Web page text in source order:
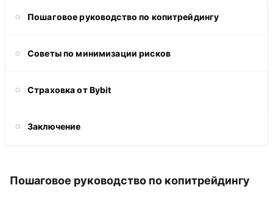
Пошаговое руководство по копитрейдингу
Советы по минимизации рисков
Страховка от Bybit
Заключение
Пошаговое руководство по копитрейдингу